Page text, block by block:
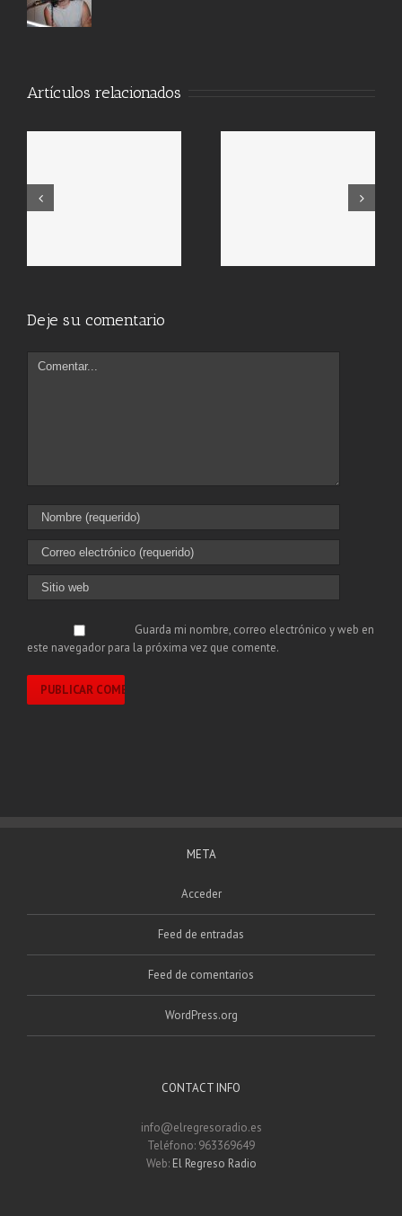
Artículos relacionados
Deje su comentario
Guarda mi nombre, correo electrónico y web en
este navegador para la próxima vez que comente.
META
Acceder
Feed de entradas
Feed de comentarios
WordPress.org
CONTACT INFO
info@elregresoradio.es
Teléfono: 963369649
Web: El Regreso Radio